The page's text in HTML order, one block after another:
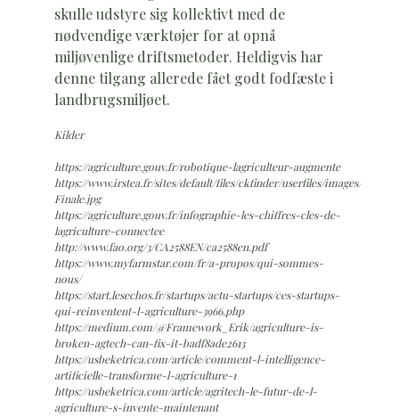
skulle udstyre sig kollektivt med de
nødvendige værktøjer for at opnå
miljøvenlige driftsmetoder. Heldigvis har
denne tilgang allerede fået godt fodfæste i
landbrugsmiljøet.
Kilder
https://agriculture.gouv.fr/robotique-lagriculteur-augmente
https://www.irstea.fr/sites/default/files/ckfinder/userfiles/images/
Finale.jpg
https://agriculture.gouv.fr/infographie-les-chiffres-cles-de-
lagriculture-connectee
http://www.fao.org/3/CA2588EN/ca2588en.pdf
https://www.myfarmstar.com/fr/a-propos/qui-sommes-
nous/
https://start.lesechos.fr/startups/actu-startups/ces-startups-
qui-reinventent-l-agriculture-3966.php
https://medium.com/@Framework_Erik/agriculture-is-
broken-agtech-can-fix-it-badf8ade2613
https://usbeketrica.com/article/comment-l-intelligence-
artificielle-transforme-l-agriculture-1
https://usbeketrica.com/article/agritech-le-futur-de-l-
agriculture-s-invente-maintenant